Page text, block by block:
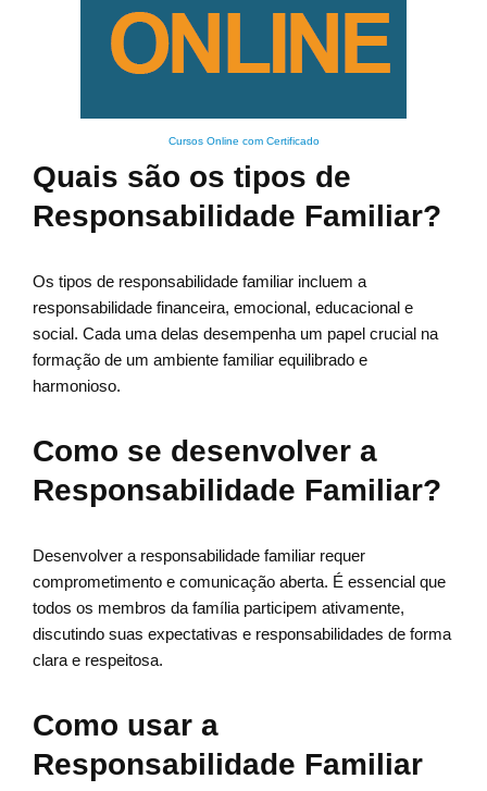
Cursos Online com Certificado
Quais são os tipos de
Responsabilidade Familiar?
Os tipos de responsabilidade familiar incluem a
responsabilidade financeira, emocional, educacional e
social. Cada uma delas desempenha um papel crucial na
formação de um ambiente familiar equilibrado e
harmonioso.
Como se desenvolver a
Responsabilidade Familiar?
Desenvolver a responsabilidade familiar requer
comprometimento e comunicação aberta. É essencial que
todos os membros da família participem ativamente,
discutindo suas expectativas e responsabilidades de forma
clara e respeitosa.
Como usar a
Responsabilidade Familiar